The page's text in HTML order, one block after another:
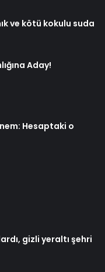
ve kötü kokulu suda
Aday!
Hesaptaki o
gizli yeraltı şehri